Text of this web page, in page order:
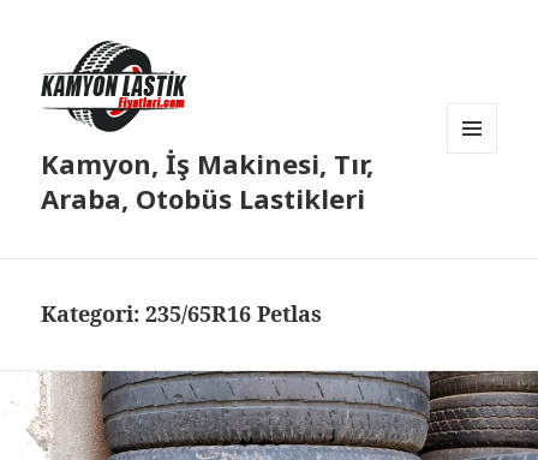
Kamyon, İş Makinesi, Tır,
Araba, Otobüs Lastikleri
Kategori:235/65R16 Petlas